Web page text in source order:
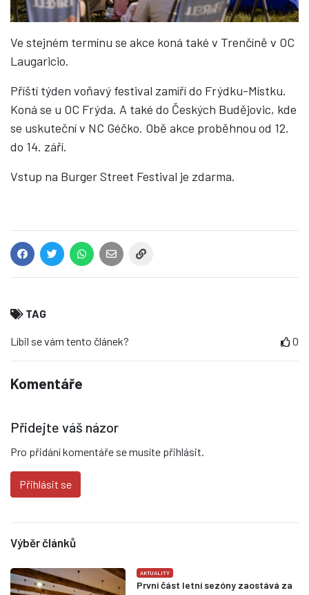
Ve stejném termínu se akce koná také v Trenčíně v OC
Laugaricio.
Příští týden voňavý festival zamíří do Frýdku-Místku.
Koná se u OC Frýda. A také do Českých Budějovic, kde
se uskuteční v NC Géčko. Obě akce proběhnou od 12.
do 14. září.
Vstup na Burger Street Festival je zdarma.
TAG
Líbil se vám tento článek? 0
Komentáře
Přidejte váš názor
Pro přidání komentáře se musíte přihlásit.
Přihlásit se
Výběr článků
AKTUALITY
První část letní sezóny zaostává za